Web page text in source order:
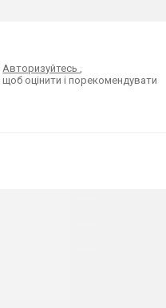
Авторизуйтесь
щоб оцінити і порекомендувати